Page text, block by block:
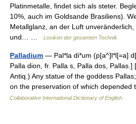
Platinmetalle, findet sich als steter.
10%, auch im Goldsande Brasiliens).
Metallglanz, an der Luft
und… …
Lexikon der gesamten Technik
Palladium — Pal*la di*um (p[a^]l*l[=a]
Palla dion, fr. Palla s, Palla dos, Pallas.]
Antiq.) Any statue of the goddess
on the preservation of which
Collaborative International Dictionary of English